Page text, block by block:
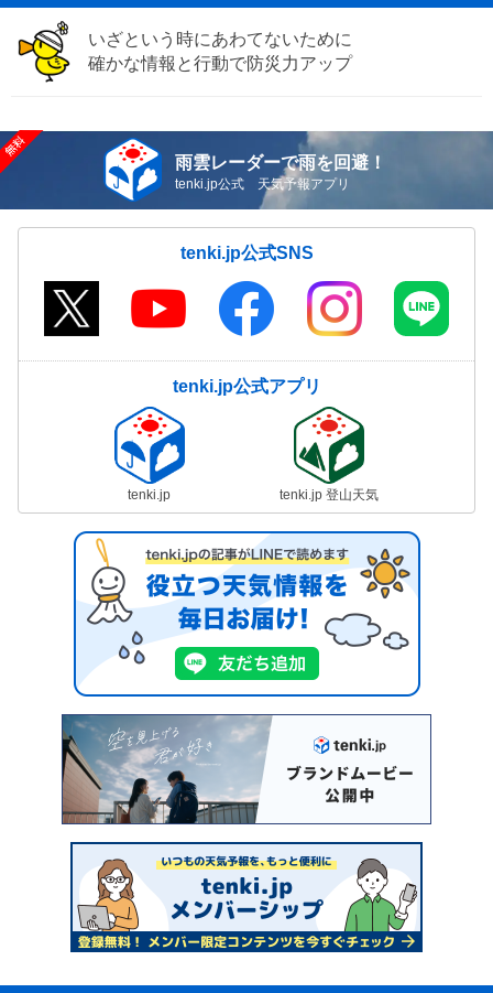
いざという時にあわてないために
確かな情報と行動で防災力アップ
雨雲レーダーで雨を回避！
tenki.jp公式 天気予報アプリ
tenki.jp公式SNS
tenki.jp公式アプリ
tenki.jp tenki.jp 登山天気